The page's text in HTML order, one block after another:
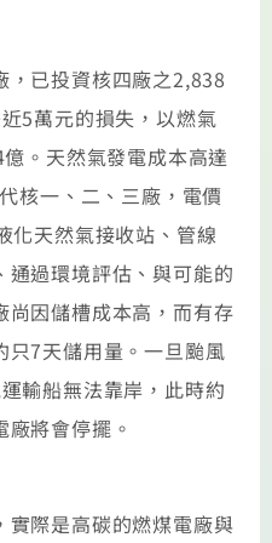
已投資核四廠之2,838
5萬元的損失，以燃氣
。天然氣發電成本高達
核一、二、三廠，電價
化天然氣接收站、管線
過環境評估、與可能的
尚因儲槽成本高，而有存
只7天儲用量。一旦颱風
輸船無法靠岸，此時約
將會停擺。
際是高碳的燃煤電廠與